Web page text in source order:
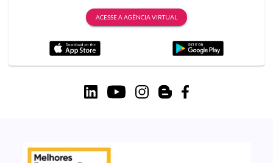
ACESSE A AGÊNCIA VIRTUAL